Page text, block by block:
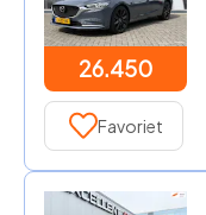
26.450
Favoriet